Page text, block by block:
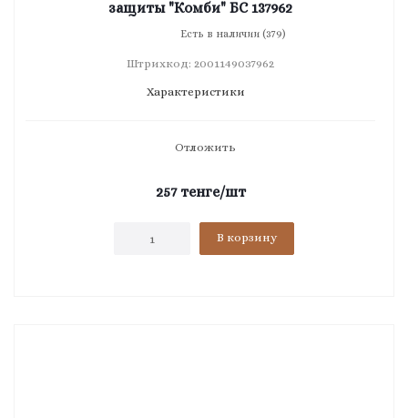
защиты "Комби" БС 137962
Есть в наличии (379)
Штрихкод: 2001149037962
Характеристики
Отложить
257тенге/шт
В корзину